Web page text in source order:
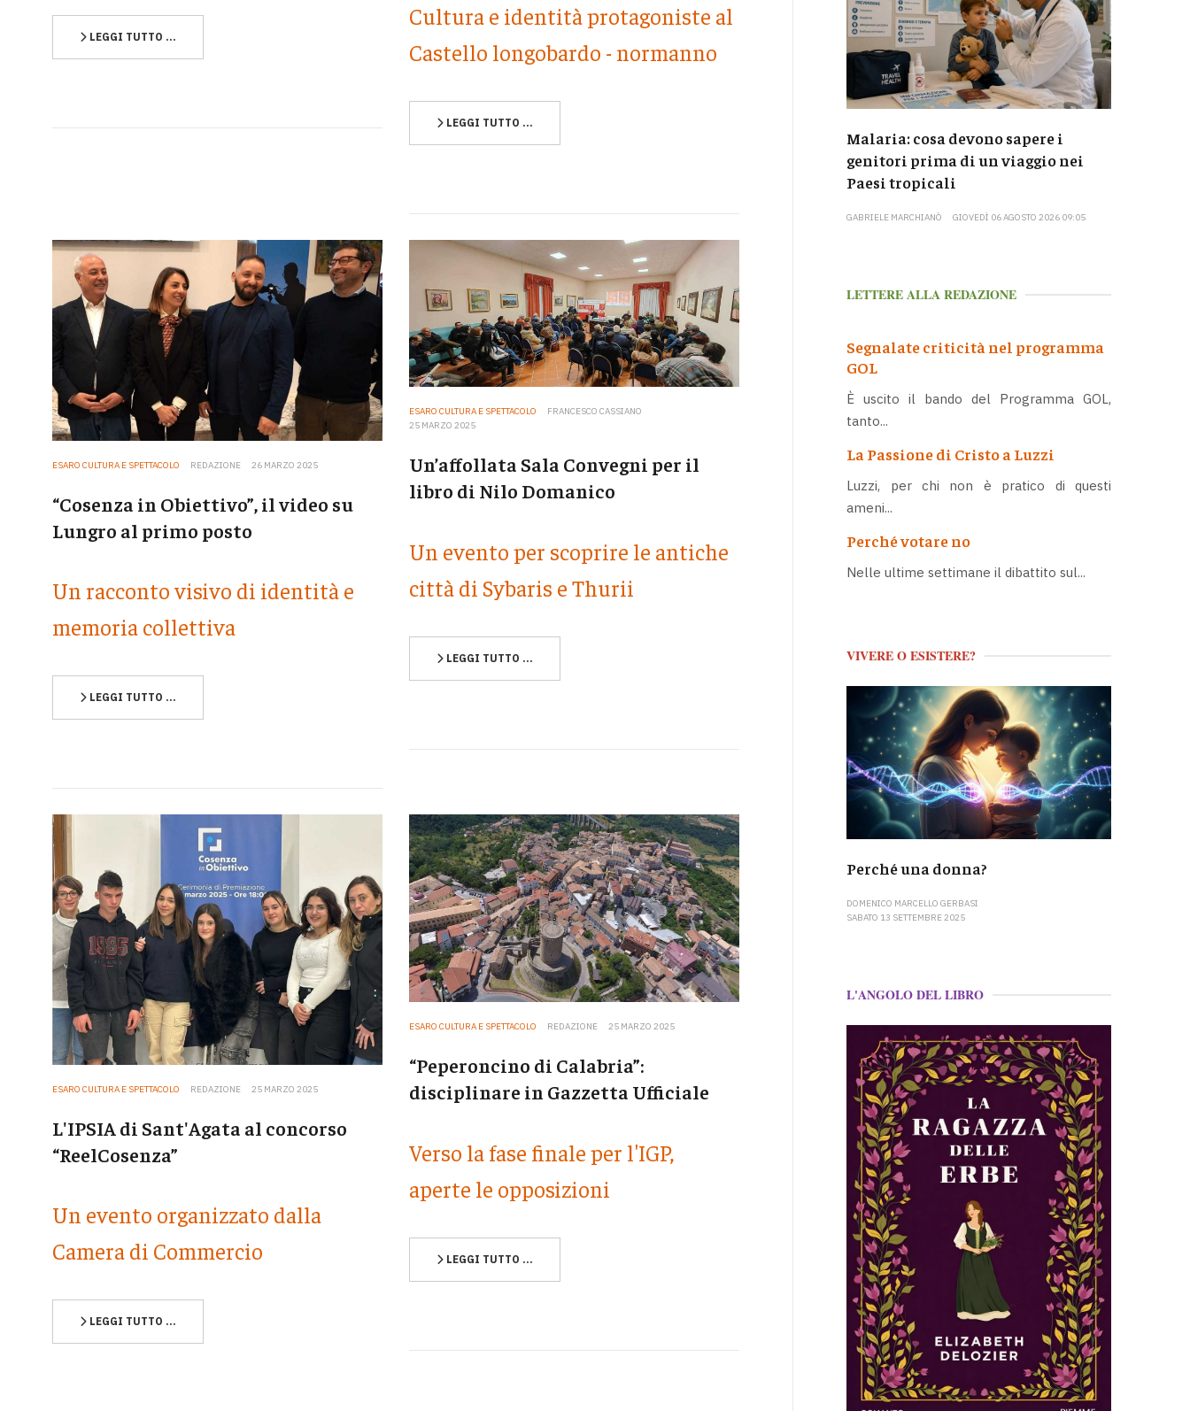
LEGGI TUTTO …
Cultura e identità protagoniste al
Castello longobardo - normanno
LEGGI TUTTO …
ESARO CULTURA E SPETTACOLO REDAZIONE 26 MARZO 2025
“Cosenza in Obiettivo”, il video su
Lungro al primo posto
Un racconto visivo di identità e
memoria collettiva
LEGGI TUTTO …
ESARO CULTURA E SPETTACOLO
FRANCESCO CASSIANO
25 MARZO 2025
Un’affollata Sala Convegni per il
libro di Nilo Domanico
Un evento per scoprire le antiche
città di Sybaris e Thurii
LEGGI TUTTO …
ESARO CULTURA E SPETTACOLO REDAZIONE 25 MARZO 2025
L'IPSIA di Sant'Agata al concorso
“ReelCosenza”
Un evento organizzato dalla
Camera di Commercio
LEGGI TUTTO …
ESARO CULTURA E SPETTACOLO REDAZIONE 25 MARZO 2025
“Peperoncino di Calabria”:
disciplinare in Gazzetta Ufficiale
Verso la fase finale per l'IGP,
aperte le opposizioni
LEGGI TUTTO …
Malaria: cosa devono sapere i
genitori prima di un viaggio nei
Paesi tropicali
GABRIELE MARCHIANÒ GIOVEDÌ 06 AGOSTO 2026 09:05
LETTERE ALLA REDAZIONE
Segnalate criticità nel programma
GOL
È uscito il bando del Programma GOL,
tanto...
La Passione di Cristo a Luzzi
Luzzi, per chi non è pratico di questi
ameni...
Perché votare no
Nelle ultime settimane il dibattito sul...
VIVERE O ESISTERE?
Perché una donna?
DOMENICO MARCELLO GERBASI
SABATO 13 SETTEMBRE 2025
L'ANGOLO DEL LIBRO